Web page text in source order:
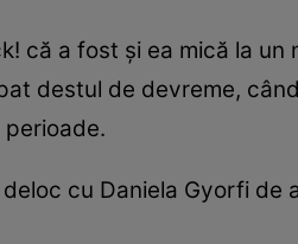
că a fost și ea mică la un
destul de devreme,
cu Daniela Gyorfi de